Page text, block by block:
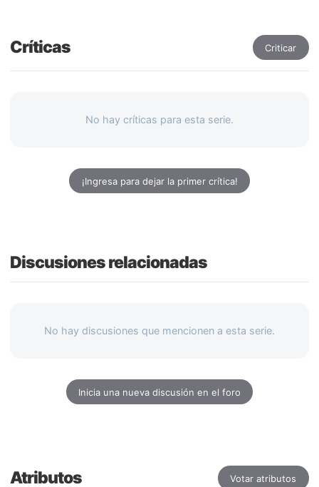
Críticas Criticar
No hay críticas para esta serie.
¡Ingresa para dejar la primer crítica!
Discusiones relacionadas
No hay discusiones que mencionen a esta serie.
Inicia una nueva discusión en el foro
Atributos Votar atributos